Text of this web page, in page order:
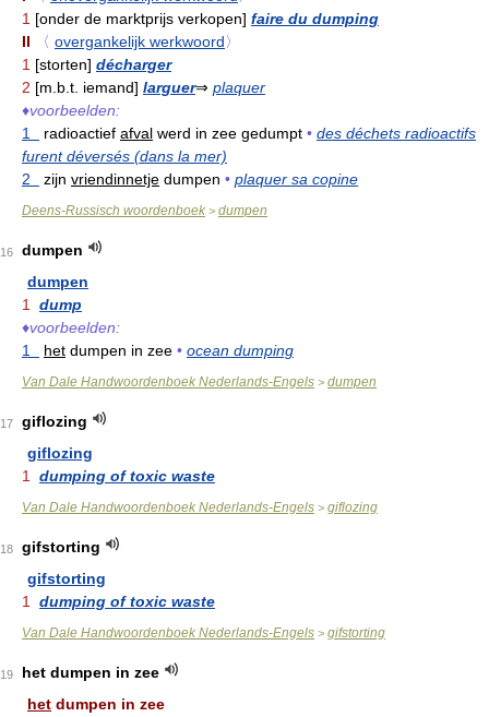
1 [onder de marktprijs verkopen] faire du dumping
II
〈 overgankelijk werkwoord〉
1 [storten] décharger
2 [m.b.t. iemand] larguer⇒ plaquer
♦voorbeelden:
1
radioactief afval werd in zee gedumpt • des déchets radioactifs
furent déversés (dans la mer)
2
zijn vriendinnetje dumpen • plaquer sa copine
Deens-Russisch woordenboek > dumpen
16
dumpen
dumpen
1 dump
♦voorbeelden:
1
het dumpen in zee • ocean dumping
Van Dale Handwoordenboek Nederlands-Engels > dumpen
17
giflozing
giflozing
1 dumping of toxic waste
Van Dale Handwoordenboek Nederlands-Engels > giflozing
18
gifstorting
gifstorting
1 dumping of toxic waste
Van Dale Handwoordenboek Nederlands-Engels > gifstorting
19
het dumpen in zee
het dumpen in zee